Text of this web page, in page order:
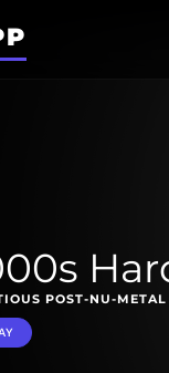
POST-NU-